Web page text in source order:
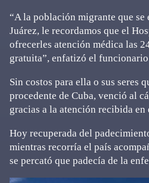
“A la población migrante que se
Juárez, le recordamos que el
ofrecerles atención médica las
gratuita”, enfatizó el
Sin costos para ella o sus seres
procedente de Cuba, venció al
gracias a la atención recibida en
Hoy recuperada del
mientras recorría el país
se percató que padecía de la